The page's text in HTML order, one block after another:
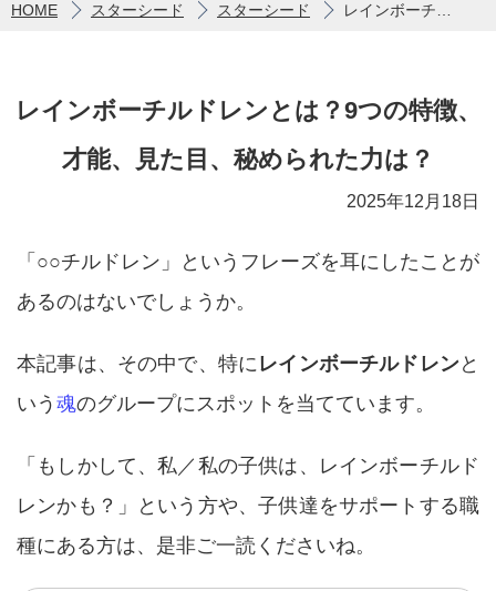
HOME スターシード スターシード レインボーチルドレンとは？9つの特徴、才能、見た目、秘められた力は？
レインボーチルドレンとは？9つの特徴、
才能、見た目、秘められた力は？
2025年12月18日
「○○チルドレン」というフレーズを耳にしたことが
あるのはないでしょうか。
本記事は、その中で、特にレインボーチルドレンと
いう 魂のグループにスポットを当てています。
「もしかして、私／私の子供は、レインボーチルド
レンかも？」という方や、子供達をサポートする職
種にある方は、是非ご一読くださいね。